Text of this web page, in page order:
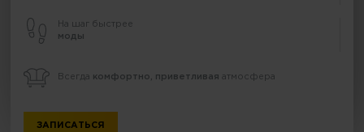
На шаг быстрее
моды
Всегда комфортно, приветливая атмосфера
ЗАПИСАТЬСЯ